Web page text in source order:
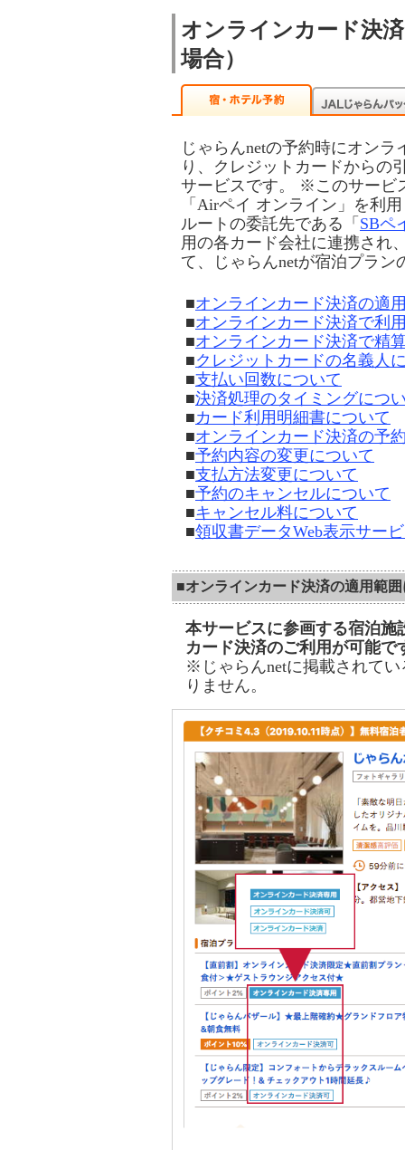
オンラインカード決
場合）
じゃらんnetの予約時にオン
り、クレジットカードからの
サービスです。 ※このサービ
「Airペイ オンライン」を利
ルートの委託先である「 SBペ
用の各カード会社に連携され
て、じゃらんnetが宿泊プラ
■オンラインカード決済の適
■オンラインカード決済で利
■オンラインカード決済で精
■クレジットカードの名義人
■支払い回数について
■決済処理のタイミングにつ
■カード利用明細書について
■オンラインカード決済の予
■予約内容の変更について
■支払方法変更について
■予約のキャンセルについて
■キャンセル料について
■領収書データWeb表示サー
■オンラインカード決済の適用範
本サービスに参画する宿泊施
カード決済のご利用が可能で
※じゃらんnetに掲載されて
りません。